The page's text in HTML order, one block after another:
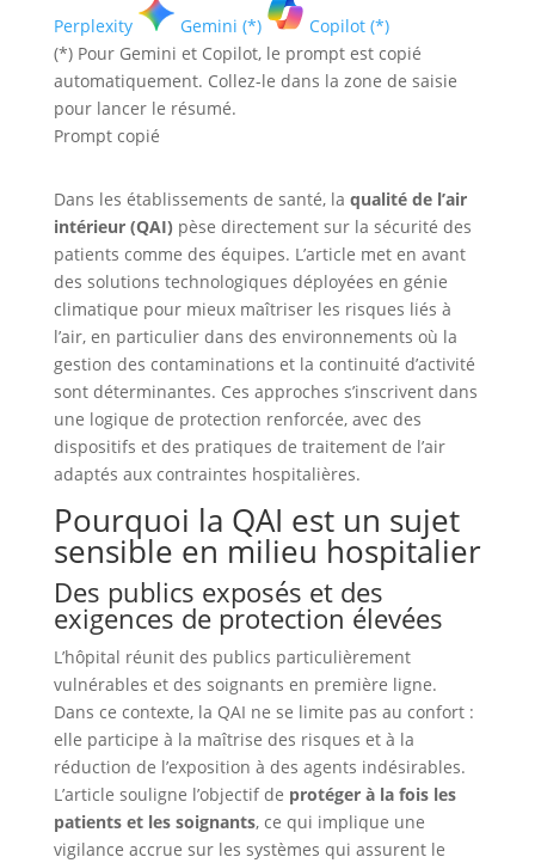
Perplexity
Gemini (*)
Copilot (*)
(*) Pour Gemini et Copilot, le prompt est copié
automatiquement. Collez-le dans la zone de saisie
pour lancer le résumé.
Prompt copié
Dans les établissements de santé, la qualité de l’air
intérieur (QAI) pèse directement sur la sécurité des
patients comme des équipes. L’article met en avant
des solutions technologiques déployées en génie
climatique pour mieux maîtriser les risques liés à
l’air, en particulier dans des environnements où la
gestion des contaminations et la continuité d’activité
sont déterminantes. Ces approches s’inscrivent dans
une logique de protection renforcée, avec des
dispositifs et des pratiques de traitement de l’air
adaptés aux contraintes hospitalières.
Pourquoi la QAI est un sujet
sensible en milieu hospitalier
Des publics exposés et des
exigences de protection élevées
L’hôpital réunit des publics particulièrement
vulnérables et des soignants en première ligne.
Dans ce contexte, la QAI ne se limite pas au confort :
elle participe à la maîtrise des risques et à la
réduction de l’exposition à des agents indésirables.
L’article souligne l’objectif de protéger à la fois les
patients et les soignants, ce qui implique une
vigilance accrue sur les systèmes qui assurent le